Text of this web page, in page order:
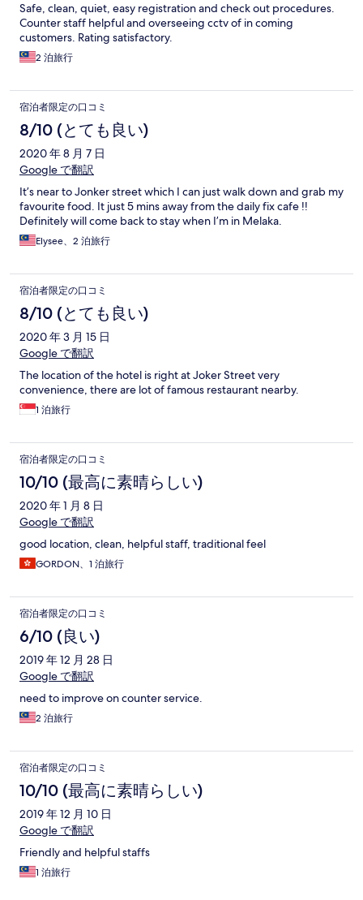
Safe, clean, quiet, easy registration and check out procedures.
Counter staff helpful and overseeing cctv of in coming
customers. Rating satisfactory.
2 泊旅行
宿泊者限定の口コミ
8/10 (とても良い)
2020 年 8 月 7 日
Google で翻訳
It’s near to Jonker street which I can just walk down and grab my
favourite food. It just 5 mins away from the daily fix cafe !!
Definitely will come back to stay when I’m in Melaka.
Elysee、2 泊旅行
宿泊者限定の口コミ
8/10 (とても良い)
2020 年 3 月 15 日
Google で翻訳
The location of the hotel is right at Joker Street very
convenience, there are lot of famous restaurant nearby.
1 泊旅行
宿泊者限定の口コミ
10/10 (最高に素晴らしい)
2020 年 1 月 8 日
Google で翻訳
good location, clean, helpful staff, traditional feel
GORDON、1 泊旅行
宿泊者限定の口コミ
6/10 (良い)
2019 年 12 月 28 日
Google で翻訳
need to improve on counter service.
2 泊旅行
宿泊者限定の口コミ
10/10 (最高に素晴らしい)
2019 年 12 月 10 日
Google で翻訳
Friendly and helpful staffs
1 泊旅行